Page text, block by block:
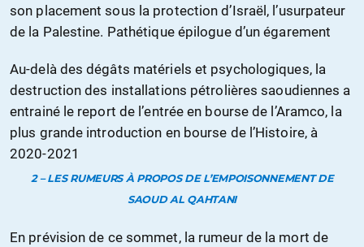
son placement sous la protection d’Israël, l’usurpateur
de la Palestine. Pathétique épilogue d’un égarement
Au-delà des dégâts matériels et psychologiques, la
destruction des installations pétrolières saoudiennes a
entrainé le report de l’entrée en bourse de l’Aramco, la
plus grande introduction en bourse de l’Histoire, à
2020-2021
2 – LES RUMEURS À PROPOS DE L’EMPOISONNEMENT DE
SAOUD AL QAHTANI
En prévision de ce sommet, la rumeur de la mort de